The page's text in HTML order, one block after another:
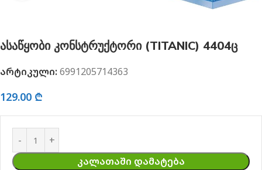
ასაწყობი კონსტრუქტორი (TITANIC) 4404ც
არტიკული: 6991205714363
129.00 ₾
ᲙᲐᲚᲐᲗᲐᲨᲘ ᲓᲐᲛᲐᲢᲔᲑᲐ